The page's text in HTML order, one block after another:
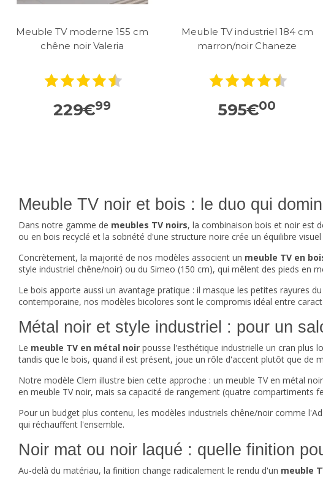
Meuble TV moderne 155 cm
chêne noir Valeria
229€99
Meuble TV industriel 184 cm
marron/noir Chaneze
595€00
Meuble TV noir et bois : le duo qui
Dans notre gamme de meubles TV noirs, la combinaison bois et noir est
ou en bois recyclé et la sobriété d'une structure noire crée un équilibre
Concrètement, la majorité de nos modèles associent un meuble TV en
style industriel chêne/noir) ou du Simeo (150 cm), qui mêlent des pieds en
Le bois apporte aussi un avantage pratique : il masque les petites rayures
contemporaine, nos modèles bicolores sont le compromis idéal entre
Métal noir et style industriel : pour un
Le meuble TV en métal noir pousse l'esthétique industrielle un cran plus
tandis que le bois, quand il est présent, joue un rôle d'accent plutôt que de
Notre modèle Clem illustre bien cette approche : un meuble TV en métal
en meuble TV noir, mais sa capacité de rangement (quatre compartiments
Pour un budget plus contenu, les modèles industriels chêne/noir comme
qui réchauffent l'ensemble.
Noir mat ou noir laqué : quelle finition
Au-delà du matériau, la finition change radicalement le rendu d'un meuble